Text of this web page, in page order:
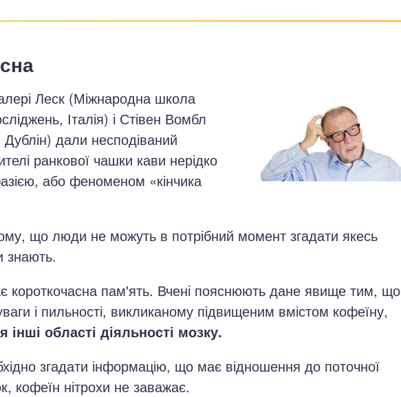
Леск (Міжнародна школа
Італія) і Стівен Вомбл
Дублін) дали несподіваний
ранкової чашки кави нерідко
або феноменом «кінчика
що люди не можуть в потрібний момент згадати якесь
знають.
короткочасна пам'ять. Вчені пояснюють дане явище тим, що
і пильності, викликаному підвищеним вмістом кофеїну,
інші області діяльності мозку.
згадати інформацію, що має відношення до поточної
кофеїн нітрохи не заважає.